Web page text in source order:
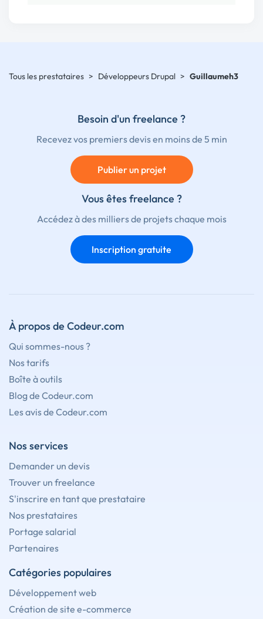
Tous les prestataires > Développeurs Drupal > Guillaumeh3
Besoin d'un freelance ?
Recevez vos premiers devis en moins de 5 min
Publier un projet
Vous êtes freelance ?
Accédez à des milliers de projets chaque mois
Inscription gratuite
À propos de Codeur.com
Qui sommes-nous ?
Nos tarifs
Boîte à outils
Blog de Codeur.com
Les avis de Codeur.com
Nos services
Demander un devis
Trouver un freelance
S'inscrire en tant que prestataire
Nos prestataires
Portage salarial
Partenaires
Catégories populaires
Développement web
Création de site e-commerce